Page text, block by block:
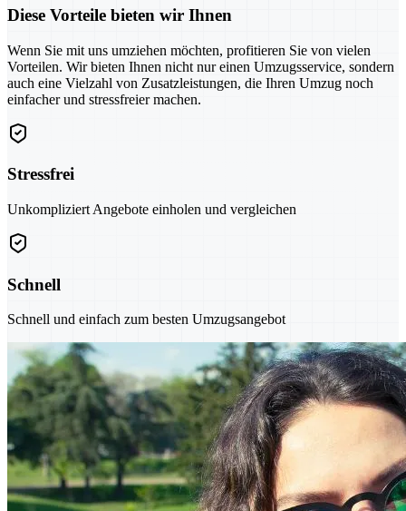
Diese Vorteile bieten wir Ihnen
Wenn Sie mit uns umziehen möchten, profitieren Sie von vielen
Vorteilen. Wir bieten Ihnen nicht nur einen Umzugsservice, sondern
auch eine Vielzahl von Zusatzleistungen, die Ihren Umzug noch
einfacher und stressfreier machen.
Stressfrei
Unkompliziert Angebote einholen und vergleichen
Schnell
Schnell und einfach zum besten Umzugsangebot